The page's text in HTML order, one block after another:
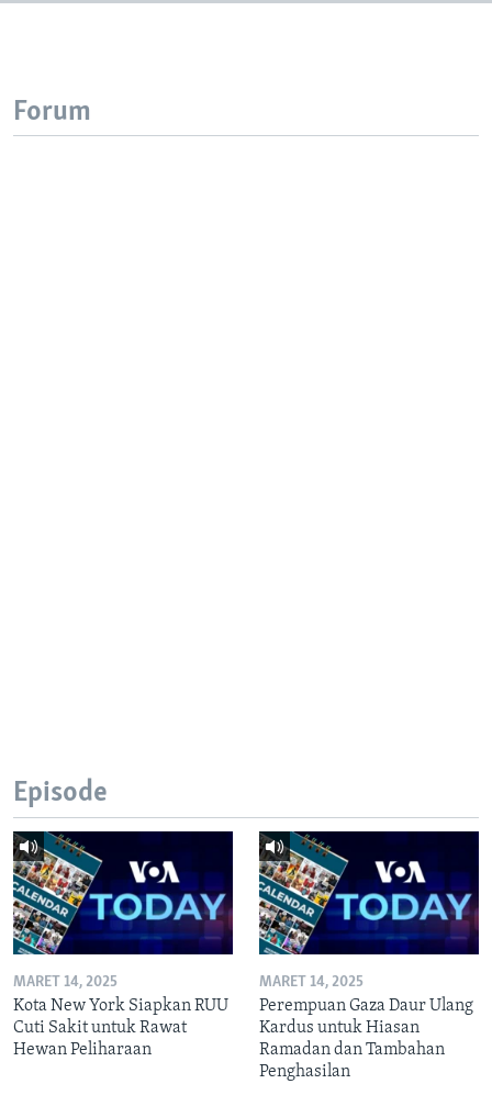
Forum
Episode
MARET 14, 2025
Kota New York Siapkan RUU
Cuti Sakit untuk Rawat
Hewan Peliharaan
MARET 14, 2025
Perempuan Gaza Daur Ulang
Kardus untuk Hiasan
Ramadan dan Tambahan
Penghasilan